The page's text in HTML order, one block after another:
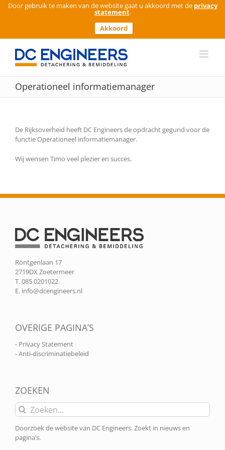
Door gebruik te maken van de website gaat u akkoord met de privacy
statement.
Akkoord
Ga
inhoud
Operationeel informatiemanager
De Rijksoverheid heeft DC Engineers de opdracht gegund voor de
functie Operationeel informatiemanager.
Wij wensen Timo veel plezier en succes.
Röntgenlaan 17
2719DX Zoetermeer
T. 085 0201022
E. info@dcengineers.nl
OVERIGE PAGINA’S
- Privacy Statement
- Anti-discriminatiebeleid
ZOEKEN
Zoeken
naar:
Doorzoek de website van DC Engineers. Zoekt in nieuws en
pagina’s.